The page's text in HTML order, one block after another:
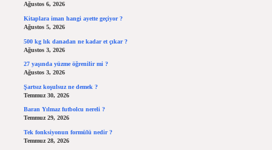
Ağustos 6, 2026
Kitaplara iman hangi ayette geçiyor ?
Ağustos 5, 2026
500 kg lık danadan ne kadar et çıkar ?
Ağustos 3, 2026
27 yaşında yüzme öğrenilir mi ?
Ağustos 3, 2026
Şartsız koşulsuz ne demek ?
Temmuz 30, 2026
Baran Yılmaz futbolcu nereli ?
Temmuz 29, 2026
Tek fonksiyonun formülü nedir ?
Temmuz 28, 2026